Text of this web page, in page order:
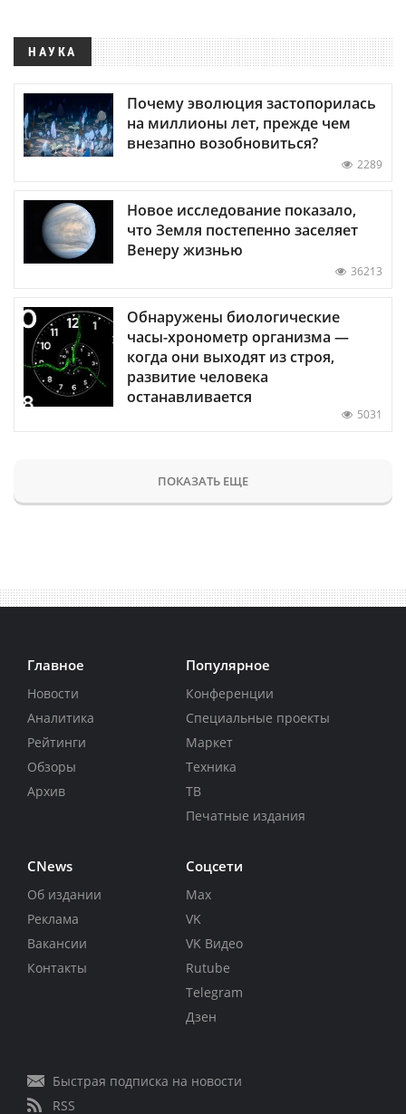
НАУКА
Почему эволюция застопорилась
на миллионы лет, прежде чем
внезапно возобновиться?
2289
Новое исследование показало,
что Земля постепенно заселяет
Венеру жизнью
36213
Обнаружены биологические
часы-хронометр организма —
когда они выходят из строя,
развитие человека
останавливается
5031
ПОКАЗАТЬ ЕЩЕ
Главное
Новости
Аналитика
Рейтинги
Обзоры
Архив
Популярное
Конференции
Специальные проекты
Маркет
Техника
ТВ
Печатные издания
CNews
Об издании
Реклама
Вакансии
Контакты
Соцсети
Max
VK
VK Видео
Rutube
Telegram
Дзен
Быстрая подписка на новости
RSS